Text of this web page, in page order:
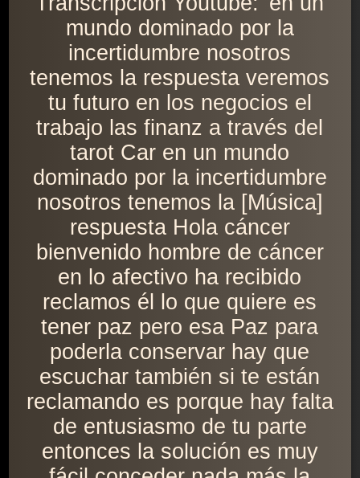
mundo dominado por la
incertidumbre nosotros
tenemos la respuesta veremos
tu futuro en los negocios el
trabajo las finanz a través del
tarot Car en un mundo
dominado por la incertidumbre
nosotros tenemos la [Música]
respuesta Hola cáncer
bienvenido hombre de cáncer
en lo afectivo ha recibido
reclamos él lo que quiere es
tener paz pero esa Paz para
poderla conservar hay que
escuchar también si te están
reclamando es porque hay falta
de entusiasmo de tu parte
entonces la solución es muy